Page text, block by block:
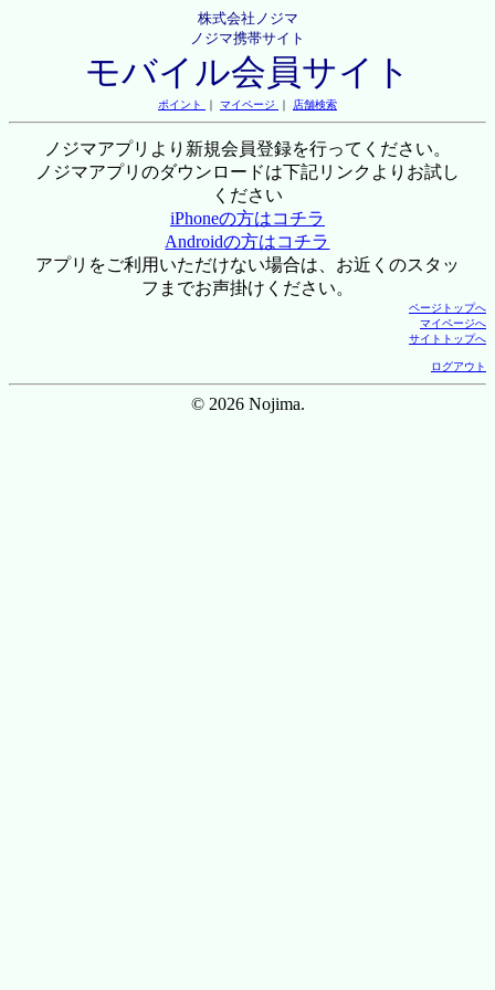
株式会社ノジマ
ノジマ携帯サイト
モバイル会員サイト
ポイント ｜ マイページ ｜ 店舗検索
ノジマアプリより新規会員登録を行ってください。
ノジマアプリのダウンロードは下記リンクよりお試し
ください
iPhoneの方はコチラ
Androidの方はコチラ
アプリをご利用いただけない場合は、お近くのスタッ
フまでお声掛けください。
ページトップへ
マイページへ
サイトトップへ
ログアウト
© 2026 Nojima.